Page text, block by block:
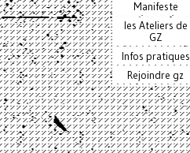
Manifeste
les Ateliers de
GZ
Infos pratiques
Rejoindre gz